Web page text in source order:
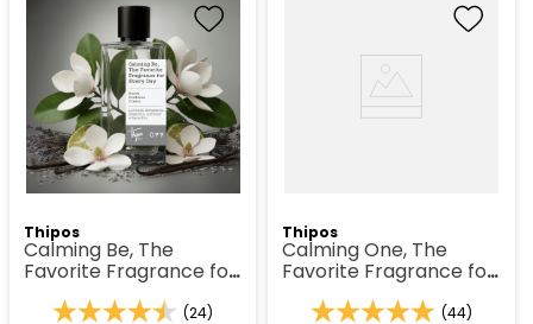
Thipos
Calming Be, The
Favorite Fragrance for
Every Day - Thipos 077
(24)
Thipos
Calming One, The
Favorite Fragrance for
Every Day - Thipos 037
(44)